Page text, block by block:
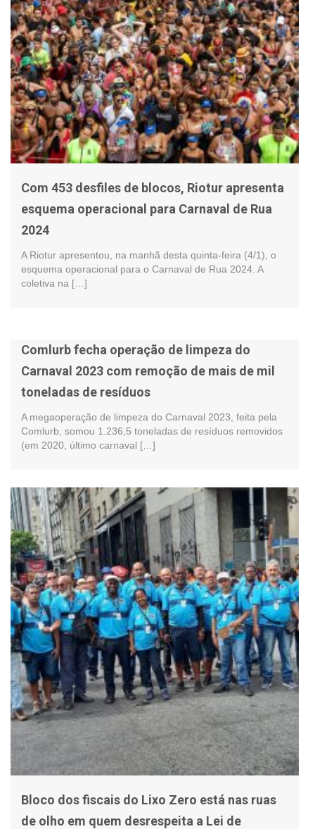
Com 453 desfiles de blocos, Riotur apresenta
esquema operacional para Carnaval de Rua
2024
A Riotur apresentou, na manhã desta quinta-feira (4/1), o
esquema operacional para o Carnaval de Rua 2024. A
coletiva na […]
Comlurb fecha operação de limpeza do
Carnaval 2023 com remoção de mais de mil
toneladas de resíduos
A megaoperação de limpeza do Carnaval 2023, feita pela
Comlurb, somou 1.236,5 toneladas de resíduos removidos
(em 2020, último carnaval […]
Bloco dos fiscais do Lixo Zero está nas ruas
de olho em quem desrespeita a Lei de